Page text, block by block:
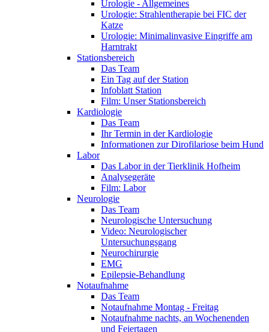
Urologie - Allgemeines
Urologie: Strahlentherapie bei FIC der
Katze
Urologie: Minimalinvasive Eingriffe am
Harntrakt
Stationsbereich
Das Team
Ein Tag auf der Station
Infoblatt Station
Film: Unser Stationsbereich
Kardiologie
Das Team
Ihr Termin in der Kardiologie
Informationen zur Dirofilariose beim Hund
Labor
Das Labor in der Tierklinik Hofheim
Analysegeräte
Film: Labor
Neurologie
Das Team
Neurologische Untersuchung
Video: Neurologischer
Untersuchungsgang
Neurochirurgie
EMG
Epilepsie-Behandlung
Notaufnahme
Das Team
Notaufnahme Montag - Freitag
Notaufnahme nachts, an Wochenenden
und Feiertagen